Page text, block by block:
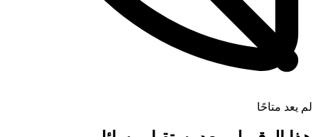
لم يعد متاحًا